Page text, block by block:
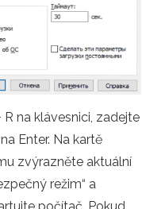
na klávesnici, zadejte
Enter. Na kartě
zvýrazněte aktuální
režim“ a